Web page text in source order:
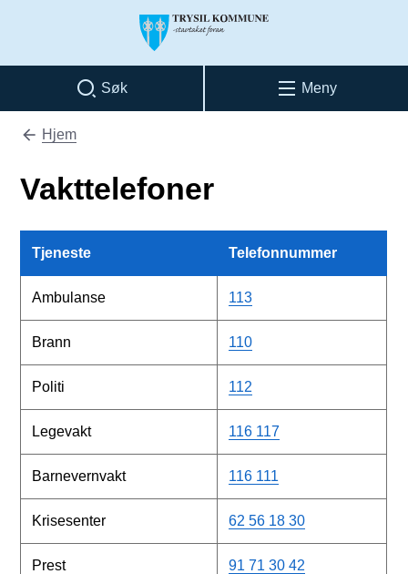
Trysil kommune
Søk Meny
Du er her:
Hjem
Vakttelefoner
Tjeneste Telefonnummer
Ambulanse 113
Brann 110
Politi 112
Legevakt 116 117
Barnevernvakt 116 111
Krisesenter 62 56 18 30
Prest 91 71 30 42